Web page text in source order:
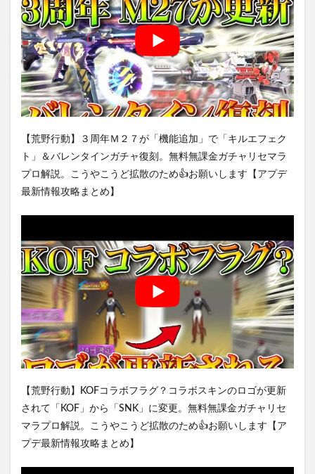
【荒野行動】３周年Ｍ２７が「機能追加」で「キルエフェク
ト」＆バレンタインガチャ復刻。無料無課金ガチャリセマラ
プロ解説。こうやこうど拡散のため👍お願いします【アプデ
最新情報攻略まとめ】
【荒野行動】KOFコラボフラグ？コラボスキンのロゴが更新
されて「KOF」から「SNK」に変更。無料無課金ガチャリセ
マラプロ解説。こうやこうど拡散のため👍お願いします【ア
プデ最新情報攻略まとめ】